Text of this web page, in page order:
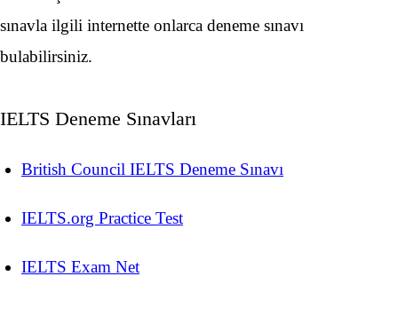
sınavla ilgili internette onlarca deneme sınavı
bulabilirsiniz.
IELTS Deneme Sınavları
British Council IELTS Deneme Sınavı
IELTS.org Practice Test
IELTS Exam Net